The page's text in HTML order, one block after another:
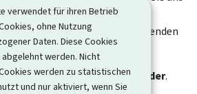
verwendet für ihren Betrieb
ohne Nutzung
Daten. Diese Cookies
werden. Nicht
werden zu statistischen
und nur aktiviert, wenn Sie
können. Sie erhalten keine
Für spezifische Fragen verwenden
Felder ( * ) sindPflichtfelder.